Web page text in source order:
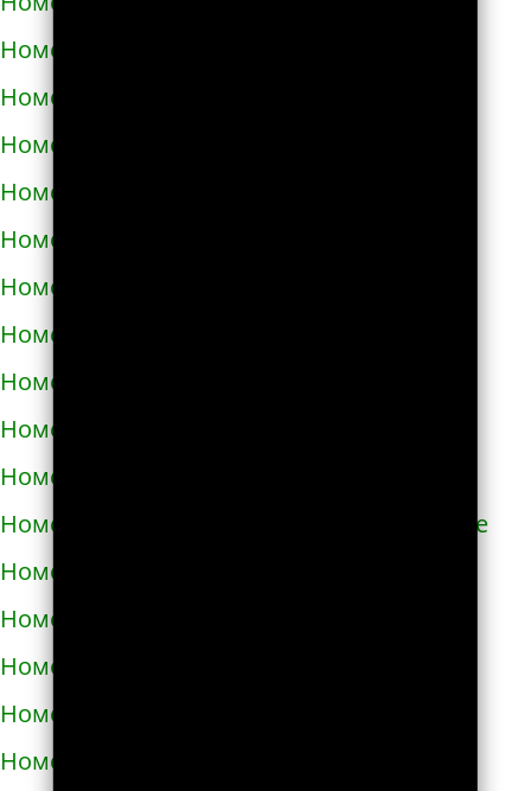
Номера телефонов такси в Абакане
Номера телефонов такси в Абдулино
Номера телефонов такси в Абинске
Номера телефонов такси в Агидели
Номера телефонов такси в Агинском
Номера телефонов такси в Агрызе
Номера телефонов такси в Адыгейске
Номера телефонов такси в Азнакаево
Номера телефонов такси в Азове
Номера телефонов такси в Ак-Довураке
Номера телефонов такси в Академгородке
Номера телефонов такси в Аксае
Номера телефонов такси в Алагире
Номера телефонов такси в Алапаевске
Номера телефонов такси в Алатыре
Номера телефонов такси в Алдане